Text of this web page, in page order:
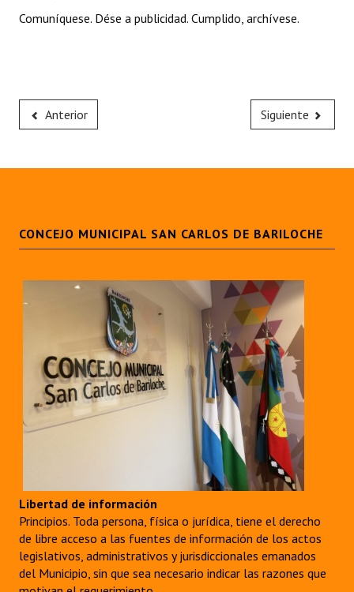
Comuníquese. Dése a publicidad. Cumplido, archívese.
Anterior Siguiente
CONCEJO MUNICIPAL SAN CARLOS DE BARILOCHE
Libertad de información
Principios. Toda persona, física o jurídica, tiene el derecho
de libre acceso a las fuentes de información de los actos
legislativos, administrativos y jurisdiccionales emanados
del Municipio, sin que sea necesario indicar las razones que